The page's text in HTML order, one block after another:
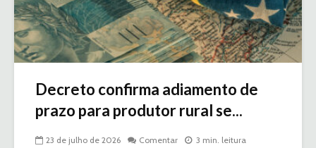
Decreto confirma adiamento de
prazo para produtor rural se...
23 de julho de 2026 Comentar 3 min. leitura